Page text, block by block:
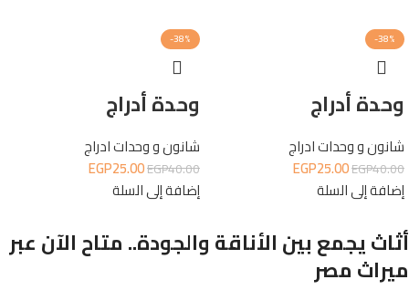
-38%
وحدة أدراج
شانون و وحدات ادراج
EGP40.00
EGP25.00
إضافة إلى السلة
-38%
وحدة أدراج
شانون و وحدات ادراج
EGP40.00
EGP25.00
إضافة إلى السلة
أثاث يجمع بين الأناقة والجودة.. متاح الآن عبر
ميراث مصر